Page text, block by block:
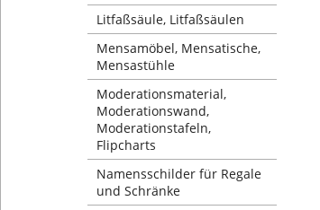
Litfaßsäule, Litfaßsäulen
Mensamöbel, Mensatische,
Mensastühle
Moderationsmaterial,
Moderationswand,
Moderationstafeln,
Flipcharts
Namensschilder für Regale
und Schränke